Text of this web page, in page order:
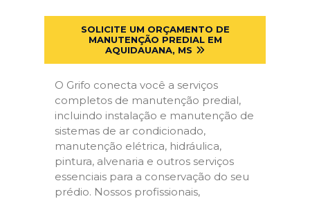
SOLICITE UM ORÇAMENTO DE
MANUTENÇÃO PREDIAL EM
AQUIDAUANA, MS
O Grifo conecta você a serviços
completos de manutenção predial,
incluindo instalação e manutenção de
sistemas de ar condicionado,
manutenção elétrica, hidráulica,
pintura, alvenaria e outros serviços
essenciais para a conservação do seu
prédio. Nossos profissionais,